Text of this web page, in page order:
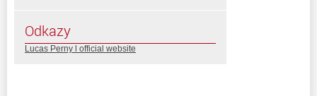
Odkazy
Lucas Perny l official website